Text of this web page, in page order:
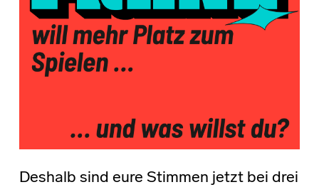
Deshalb sind eure Stimmen jetzt bei drei